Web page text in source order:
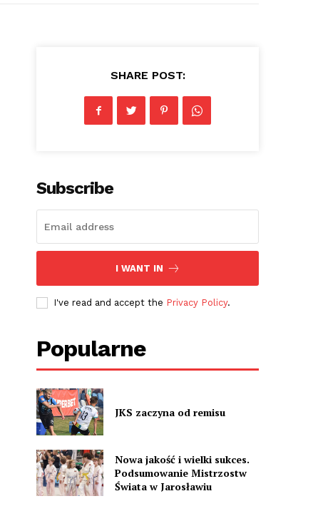
SHARE POST:
Subscribe
I WANT IN
I've read and accept the Privacy Policy.
Popularne
JKS zaczyna od remisu
Nowa jakość i wielki sukces.
Podsumowanie Mistrzostw
Świata w Jarosławiu